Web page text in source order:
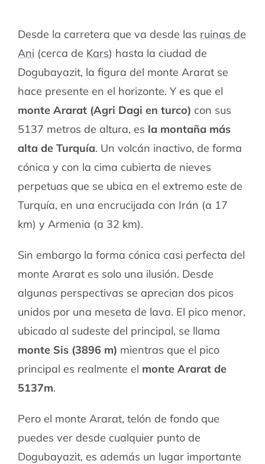
Desde la carretera que va desde las ruinas de
Ani (cerca de Kars) hasta la ciudad de
Dogubayazit, la figura del monte Ararat se
hace presente en el horizonte. Y es que el
monte Ararat (Agri Dagi en turco) con sus
5137 metros de altura, es la montaña más
alta de Turquía. Un volcán inactivo, de forma
cónica y con la cima cubierta de nieves
perpetuas que se ubica en el extremo este de
Turquía, en una encrucijada con Irán (a 17
km) y Armenia (a 32 km).
Sin embargo la forma cónica casi perfecta del
monte Ararat es solo una ilusión. Desde
algunas perspectivas se aprecian dos picos
unidos por una meseta de lava. El pico menor,
ubicado al sudeste del principal, se llama
monte Sis (3896 m) mientras que el pico
principal es realmente el monte Ararat de
5137m.
Pero el monte Ararat, telón de fondo que
puedes ver desde cualquier punto de
Dogubayazit, es además un lugar importante